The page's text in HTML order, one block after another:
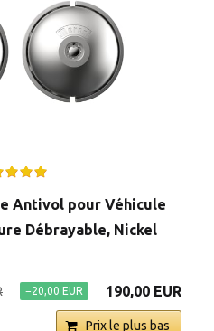
Antivol pour Véhicule
Débrayable, Nickel
−20,00 EUR 190,00 EUR
Prix le plus bas